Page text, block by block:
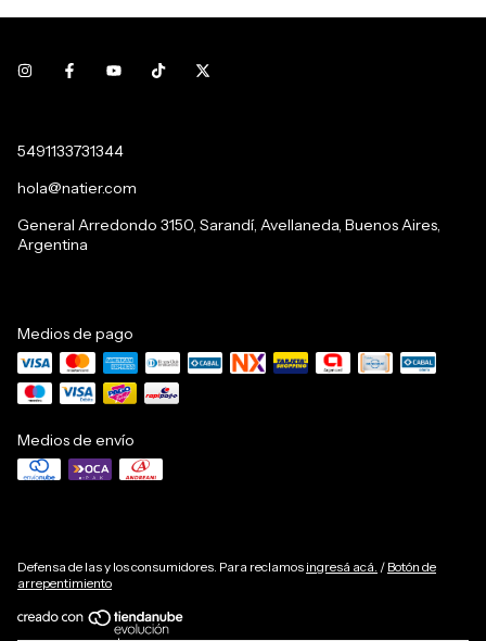
5491133731344
hola@natier.com
General Arredondo 3150, Sarandí, Avellaneda, Buenos Aires,
Argentina
Medios de pago
Medios de envío
Defensa de las y los consumidores. Para reclamos ingresá acá. / Botón de
arrepentimiento